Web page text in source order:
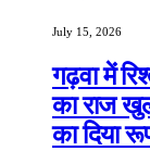
July 15, 2026
गढ़वा में
का राज
का दिया